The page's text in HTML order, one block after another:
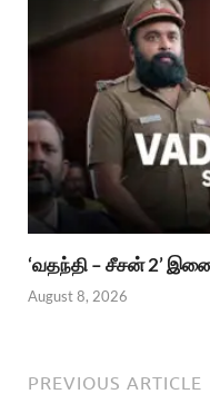
‘வதந்தி – சீசன் 2’
August 8, 2026
PREVIOUS ARTICLE